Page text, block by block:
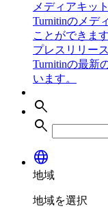
メディアキット
Turnitinのメデ
ことができます
プレスリリース
Turnitinの最新
います。
search
search
language
地域
地域を選択